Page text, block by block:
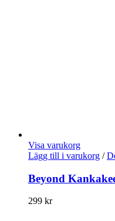
Visa varukorg
Lägg till i varukorg /
Beyond
299 kr